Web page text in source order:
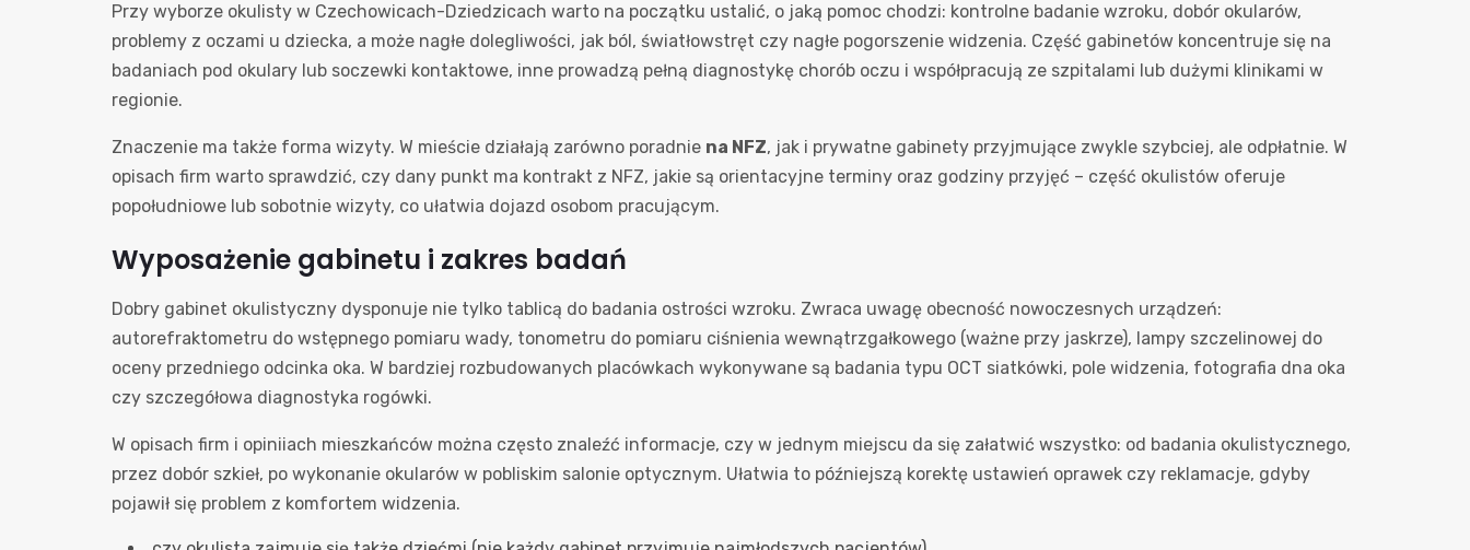
Przy wyborze okulisty w Czechowicach-Dziedzicach warto na początku ustalić, o jaką pomoc chodzi: kontrolne badanie wzroku, dobór okularów,
problemy z oczami u dziecka, a może nagłe dolegliwości, jak ból, światłowstręt czy nagłe pogorszenie widzenia. Część gabinetów koncentruje się na
badaniach pod okulary lub soczewki kontaktowe, inne prowadzą pełną diagnostykę chorób oczu i współpracują ze szpitalami lub dużymi klinikami w
regionie.
Znaczenie ma także forma wizyty. W mieście działają zarówno poradnie na NFZ, jak i prywatne gabinety przyjmujące zwykle szybciej, ale odpłatnie. W
opisach firm warto sprawdzić, czy dany punkt ma kontrakt z NFZ, jakie są orientacyjne terminy oraz godziny przyjęć – część okulistów oferuje
popołudniowe lub sobotnie wizyty, co ułatwia dojazd osobom pracującym.
Wyposażenie gabinetu i zakres badań
Dobry gabinet okulistyczny dysponuje nie tylko tablicą do badania ostrości wzroku. Zwraca uwagę obecność nowoczesnych urządzeń:
autorefraktometru do wstępnego pomiaru wady, tonometru do pomiaru ciśnienia wewnątrzgałkowego (ważne przy jaskrze), lampy szczelinowej do
oceny przedniego odcinka oka. W bardziej rozbudowanych placówkach wykonywane są badania typu OCT siatkówki, pole widzenia, fotografia dna oka
czy szczegółowa diagnostyka rogówki.
W opisach firm i opiniiach mieszkańców można często znaleźć informacje, czy w jednym miejscu da się załatwić wszystko: od badania okulistycznego,
przez dobór szkieł, po wykonanie okularów w pobliskim salonie optycznym. Ułatwia to późniejszą korektę ustawień oprawek czy reklamacje, gdyby
pojawił się problem z komfortem widzenia.